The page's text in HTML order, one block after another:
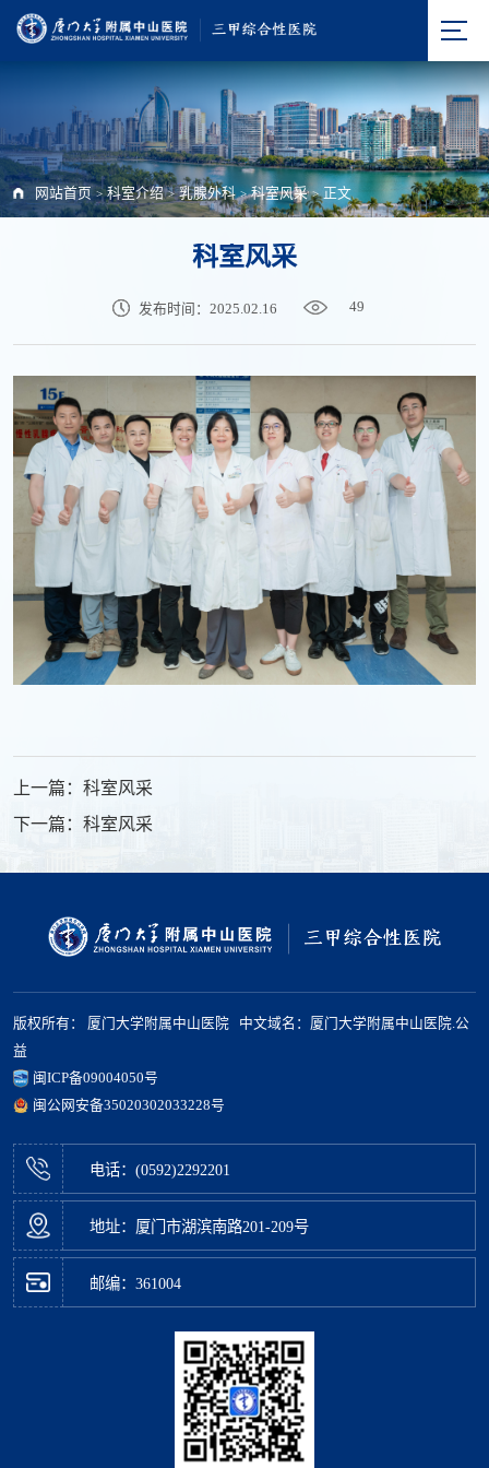
网站首页 > 科室介绍 > 乳腺外科 > 科室风采 > 正文
科室风采
发布时间：2025.02.16 49
上一篇：科室风采
下一篇：科室风采
版权所有： 厦门大学附属中山医院 中文域名：厦门大学附属中山医院.公
益
闽ICP备09004050号
闽公网安备35020302033228号
电话：(0592)2292201
地址：厦门市湖滨南路201-209号
邮编：361004